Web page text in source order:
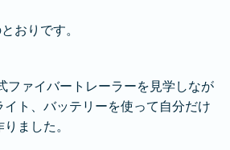
おりです。
ファイバートレーラーを見学しなが
イト、バッテリーを使って自分だけ
ました。